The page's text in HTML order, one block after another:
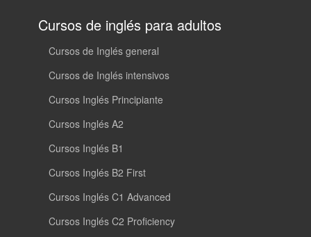
Cursos de inglés para adultos
Cursos de Inglés general
Cursos de Inglés intensivos
Cursos Inglés Principiante
Cursos Inglés A2
Cursos Inglés B1
Cursos Inglés B2 First
Cursos Inglés C1 Advanced
Cursos Inglés C2 Proficiency